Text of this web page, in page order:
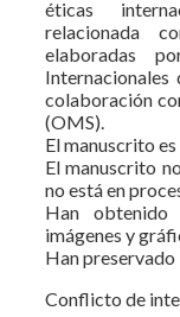
éticas
relacionada
elaboradas
Internacionales
colaboración
(OMS).
El manuscrito
El manuscrito
no está en
Han obtenido
imágenes y
Han preservado
Conflicto de